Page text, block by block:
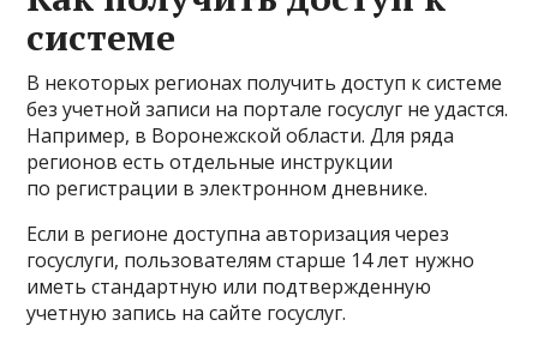
системе
В некоторых регионах получить доступ к системе
без учетной записи на портале госуслуг не удастся.
Например, в Воронежской области. Для ряда
регионов есть отдельные инструкции
по регистрации в электронном дневнике.
Если в регионе доступна авторизация через
госуслуги, пользователям старше 14 лет нужно
иметь стандартную или подтвержденную
учетную запись на сайте госуслуг.